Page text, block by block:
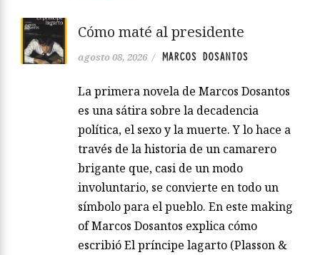
Cómo maté al presidente
agosto 08, 2026 / MARCOS DOSANTOS
La primera novela de Marcos Dosantos
es una sátira sobre la decadencia
política, el sexo y la muerte. Y lo hace a
través de la historia de un camarero
brigante que, casi de un modo
involuntario, se convierte en todo un
símbolo para el pueblo. En este making
of Marcos Dosantos explica cómo
escribió El príncipe lagarto (Plasson &